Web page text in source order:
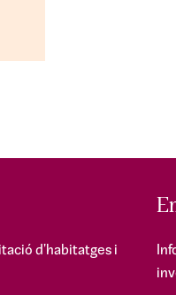
d'habitatges i